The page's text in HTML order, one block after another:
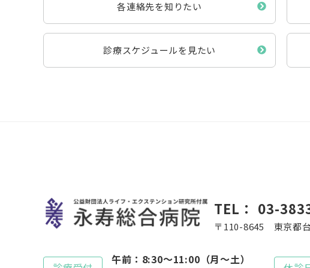
各連絡先を知りたい
診療スケジュールを見たい
TEL： 03-
〒110-8645 東京都
午前：8:30～11:00（月～土）